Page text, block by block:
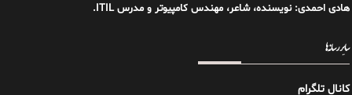
هادی احمدی: نویسنده، شاعر، مهندس کامپیوتر و مدرس ITIL.
سایر رسانه‌ها
کانال تلگرام